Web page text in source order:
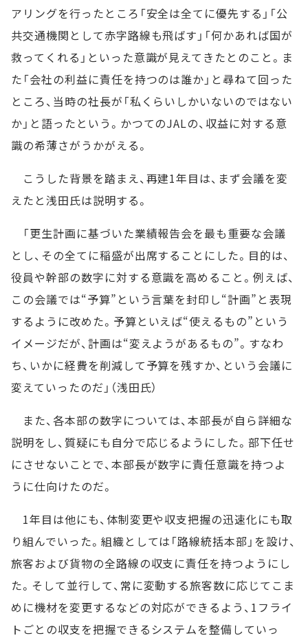
アリングを行ったところ「安全は全てに優先する」「公
共交通機関として赤字路線も飛ばす」「何かあれば国が
救ってくれる」といった意識が見えてきたとのこと。ま
た「会社の利益に責任を持つのは誰か」と尋ねて回った
ところ、当時の社長が「私くらいしかいないのではない
か」と語ったという。かつてのJALの、収益に対する意
識の希薄さがうかがえる。
こうした背景を踏まえ、再建1年目は、まず会議を変
えたと浅田氏は説明する。
「更生計画に基づいた業績報告会を最も重要な会議
とし、その全てに稲盛が出席することにした。目的は、
役員や幹部の数字に対する意識を高めること。例えば、
この会議では“予算”という言葉を封印し“計画”と表現
するように改めた。予算といえば“使えるもの”という
イメージだが、計画は“変えようがあるもの”。すなわ
ち、いかに経費を削減して予算を残すか、という会議に
変えていったのだ」（浅田氏）
また、各本部の数字については、本部長が自ら詳細な
説明をし、質疑にも自分で応じるようにした。部下任せ
にさせないことで、本部長が数字に責任意識を持つよ
うに仕向けたのだ。
1年目は他にも、体制変更や収支把握の迅速化にも取
り組んでいった。組織としては「路線統括本部」を設け、
旅客および貨物の全路線の収支に責任を持つようにし
た。そして並行して、常に変動する旅客数に応じてこま
めに機材を変更するなどの対応ができるよう、1フライ
トごとの収支を把握できるシステムを整備していっ